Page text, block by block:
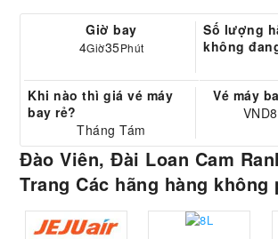
Giờ bay
4Giờ35Phút
Số lượng
không
Khi nào thì giá vé máy
bay rẻ?
Tháng Tám
Vé máy
Đào Viên, Đài Loan Cam
Trang Các hãng hàng không